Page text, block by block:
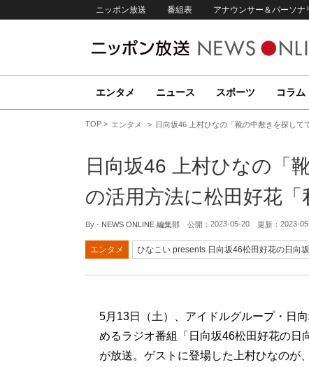
ニッポン放送 番組表 アナウンサー＆パーソナ
エンタメ ニュース スポーツ コラム
TOP エンタメ 日向坂46 上村ひなの「靴の中敷きを探し
日向坂46 上村ひなの
の活用方法に松田好花「
By - NEWS ONLINE 編集部 公開： 2023-05-20 更新： 2023-
エンタメ ひなこい presents 日向坂46松田好花の日向
5月13日（土）、アイドルグループ・日
めるラジオ番組「日向坂46松田好花の日
が放送。ゲストに登場した上村ひなのが